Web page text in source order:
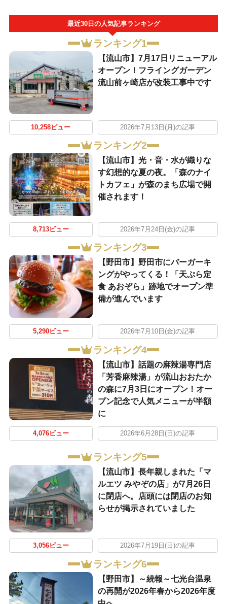
最近30日の人気記事ランキング
ランキング1
【流山市】7月17日リニューアル
オープン！フライングガーデン
流山前ヶ崎店が改装工事中です
10,258ビュー 2026年7月13日(月)の記事
ランキング2
【流山市】光・音・水が織りな
す幻想的な夏の夜。「森のナイ
トカフェ」が森のまち広場で開
催されます！
8,713ビュー 2026年7月24日(金)の記事
ランキング3
【野田市】野田市にバーガーキ
ングがやってくる！「天ぷら定
食 あおぞら」跡地でオープン準
備が進んでいます
5,290ビュー 2026年7月10日(金)の記事
ランキング4
【流山市】話題の麻辣湯専門店
「芳香麻辣湯」が流山おおたか
の森に7月3日にオープン！オー
プン記念で人気メニューが半額
に
4,076ビュー 2026年6月28日(日)の記事
ランキング5
【流山市】長年親しまれた「マ
ルエツ みやぞの店」が7月26日
に閉店へ。店頭には閉店のお知
らせが掲示されていました
3,056ビュー 2026年7月19日(日)の記事
ランキング6
【野田市】～続報～七光台温泉
の再開が2026年春から2026年度